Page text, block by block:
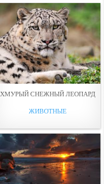
ХМУРЫЙ СНЕЖНЫЙ ЛЕОПАРД
ЖИВОТНЫЕ